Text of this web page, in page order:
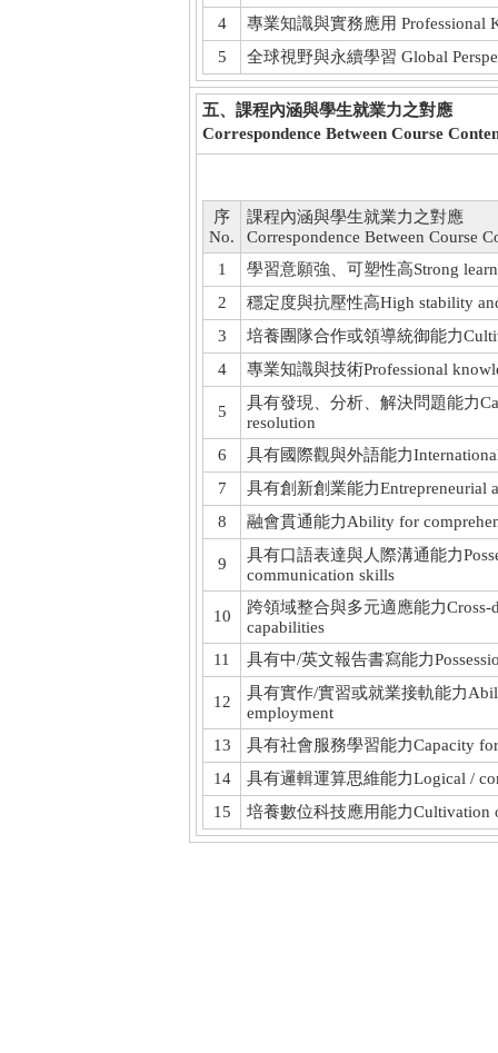
4
專業知識與實務應用 Professional
5
全球視野與永續學習 Global
五、課程內涵與學生就業力之對應
Correspondence Between Course
序
No.
課程內涵與學生就業力之對應
Correspondence Between Course
1
學習意願強、可塑性高Strong
2
穩定度與抗壓性高High stability
3
培養團隊合作或領導統御能力
4
專業知識與技術Professional
5
具有發現、分析、解決問題能力
resolution
6
具有國際觀與外語能力
7
具有創新創業能力Entrepreneurial
8
融會貫通能力Ability for
9
具有口語表達與人際溝通能力
communication skills
10
跨領域整合與多元適應能力Cross-
capabilities
11
具有中/英文報告書寫能力
12
具有實作/實習或就業接軌能力
employment
13
具有社會服務學習能力Capacity
14
具有邏輯運算思維能力Logical /
15
培養數位科技應用能力Cultivation